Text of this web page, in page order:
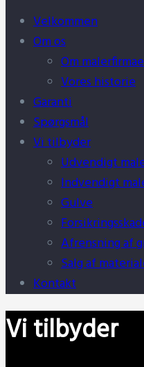
Velkommen
Om os
Om
Vores historie
Garanti
Spørgsmål
Vi tilbyder
Udvendigt
Indvendigt
Gulve
Afrensning af
Salg af
Kontakt
Vi tilbyder